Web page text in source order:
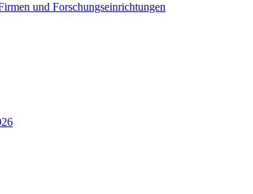
und Forschungseinrichtungen